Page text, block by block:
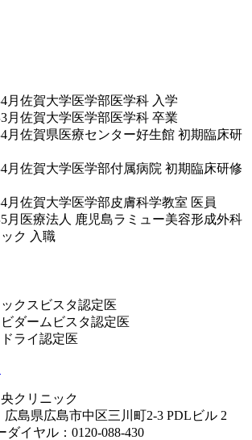
月 佐賀大学医学部医学科 入学
月 佐賀大学医学部医学科 卒業
月 佐賀県医療センター好生館 初期臨床研
月 佐賀大学医学部付属病院 初期臨床研修
月 佐賀大学医学部皮膚科学教室 医員
月 医療法人 鹿児島ラミュー美容形成外科
ク 入職
ックスビスタ認定医
ビダームビスタ認定医
ドライ認定医
島県広島市中区三川町2-3 PDLビル 2
イヤル：0120-088-430